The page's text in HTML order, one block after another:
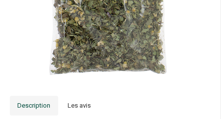
Description Les avis